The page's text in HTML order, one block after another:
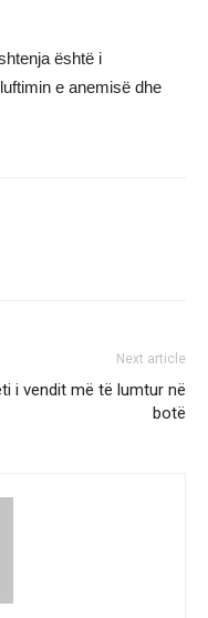
është i
e anemisë dhe
Next article
i vendit më të lumtur në
botë